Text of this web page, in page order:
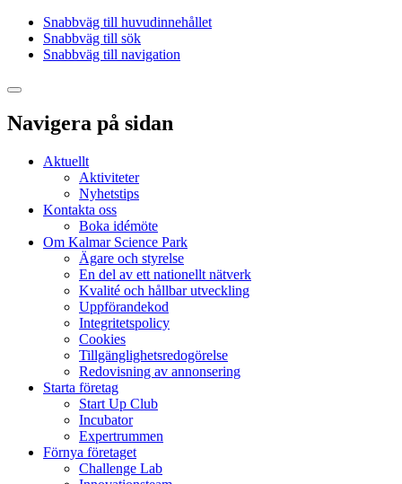
Snabbväg till huvudinnehållet
Snabbväg till sök
Snabbväg till navigation
Navigera på sidan
Aktuellt
Aktiviteter
Nyhetstips
Kontakta oss
Boka idémöte
Om Kalmar Science Park
Ägare och styrelse
En del av ett nationellt nätverk
Kvalité och hållbar utveckling
Uppförandekod
Integritetspolicy
Cookies
Tillgänglighetsredogörelse
Redovisning av annonsering
Starta företag
Start Up Club
Incubator
Expertrummen
Förnya företaget
Challenge Lab